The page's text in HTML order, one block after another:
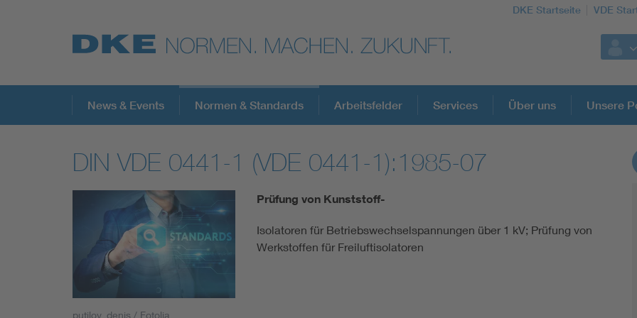
DKE Startseite VDE
Top-Themen
VDE Fokusthemen
Digital Security
Energy
DKE Fachinformationen im Kontext der
Circular Economy für mehr Ressourceneffizienz
News & Events Normen & Standards Arbeitsfelder Services Über uns Unsere
DIN VDE 0441-1 (VDE 0441-1):1985-07
putilov_denis / Fotolia
Prüfung von Kunststoff-
Isolatoren für Betriebswechselspannungen über 1 kV; Prüfung von
Werkstoffen für Freiluftisolatoren